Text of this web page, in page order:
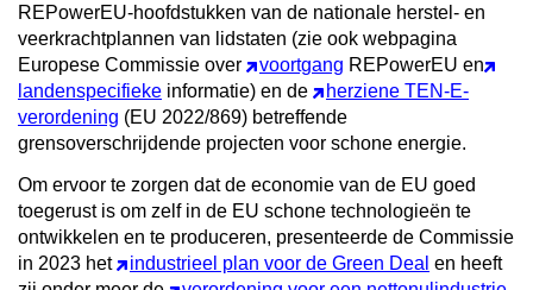
REPowerEU-hoofdstukken van de nationale herstel- en
veerkrachtplannen van lidstaten (zie ook webpagina
Europese Commissie over
voortgang REPowerEU en
landenspecifieke informatie) en de
herziene TEN-E-
verordening (EU 2022/869) betreffende
grensoverschrijdende projecten voor schone energie.
Om ervoor te zorgen dat de economie van de EU goed
toegerust is om zelf in de EU schone technologieën te
ontwikkelen en te produceren, presenteerde de Commissie
in 2023 het
industrieel plan voor de Green Deal en heeft